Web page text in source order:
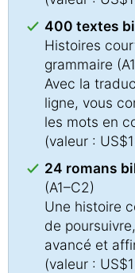
400 textes
Histoires
grammaire
Avec la
ligne, vous
les mots en
(valeur :
24 romans
(A1–C2)
Une histoire
de
avancé et
(valeur :